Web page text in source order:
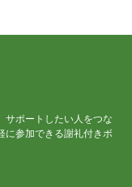
サポートしたい人をつな
に参加できる謝礼付きボ